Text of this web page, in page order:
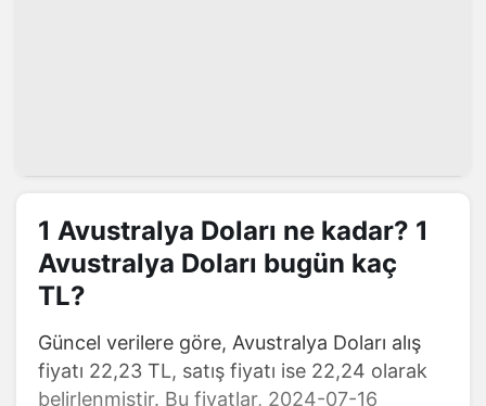
1 Avustralya Doları ne kadar? 1
Avustralya Doları bugün kaç
TL?
Güncel verilere göre, Avustralya Doları alış
fiyatı 22,23 TL, satış fiyatı ise 22,24 olarak
belirlenmiştir. Bu fiyatlar, 2024-07-16